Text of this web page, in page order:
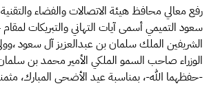
رفع معالي محافظ هيئة الاتصالات والفضاء
سعود التميمي أسمى آيات التهاني والتبريكات
الشريفين الملك سلمان بن عبدالعزيز آل سعود
الوزراء صاحب السمو الملكي الأمير محمد بن
-حفظهما الله-، بمناسبة عيد الأضحى المبارك،